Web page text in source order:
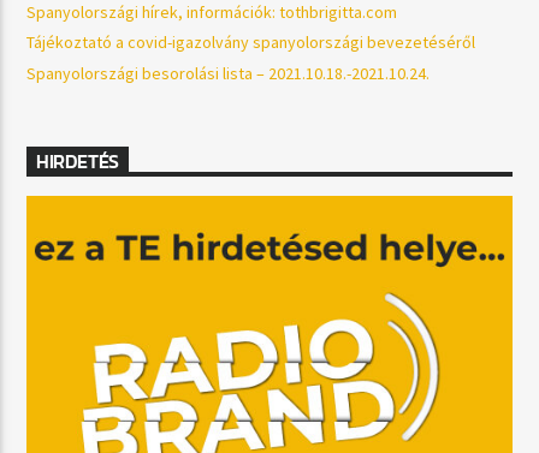
Spanyolországi hírek, információk: tothbrigitta.com
Tájékoztató a covid-igazolvány spanyolországi bevezetéséről
Spanyolországi besorolási lista – 2021.10.18.-2021.10.24.
HIRDETÉS